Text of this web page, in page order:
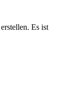
Es ist